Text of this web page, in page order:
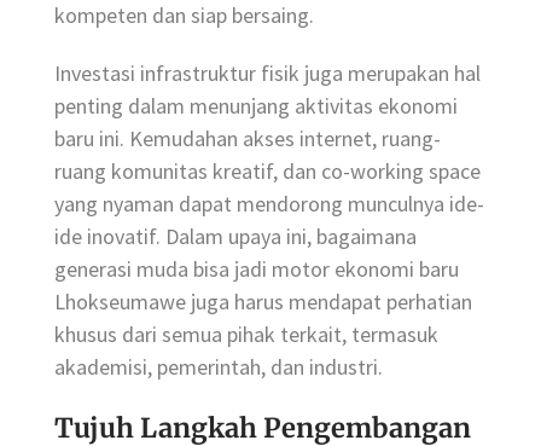
kompeten dan siap bersaing.
Investasi infrastruktur fisik juga merupakan hal
penting dalam menunjang aktivitas ekonomi
baru ini. Kemudahan akses internet, ruang-
ruang komunitas kreatif, dan co-working space
yang nyaman dapat mendorong munculnya ide-
ide inovatif. Dalam upaya ini, bagaimana
generasi muda bisa jadi motor ekonomi baru
Lhokseumawe juga harus mendapat perhatian
khusus dari semua pihak terkait, termasuk
akademisi, pemerintah, dan industri.
Tujuh Langkah Pengembangan